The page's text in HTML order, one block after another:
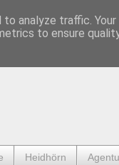
Heidhörn
analyze traffic.
to ensure